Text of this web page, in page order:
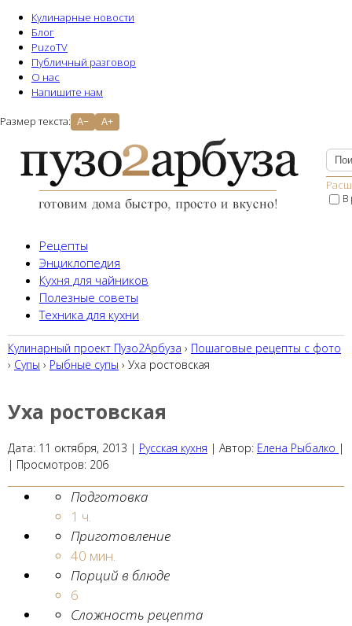
Кулинарные новости
Блог
PuzoTV
Публичный разговор
О нас
Напишите нам
Размер текста: A− A+
В
Рецепты
Энциклопедия
Кухня для чайников
Полезные советы
Техника для кухни
Кулинарный проект Пузо2Aрбуза › Пошаговые рецепты с фото
› Супы › Рыбные супы › Уха ростовская
Уха ростовская
Дата: 11 октября, 2013 | Русская кухня | Автор: Елена Рыбалко |
| Просмотров: 206
Подготовка
1 ч.
Приготовление
40 мин.
Порций в блюде
6
Сложность рецепта